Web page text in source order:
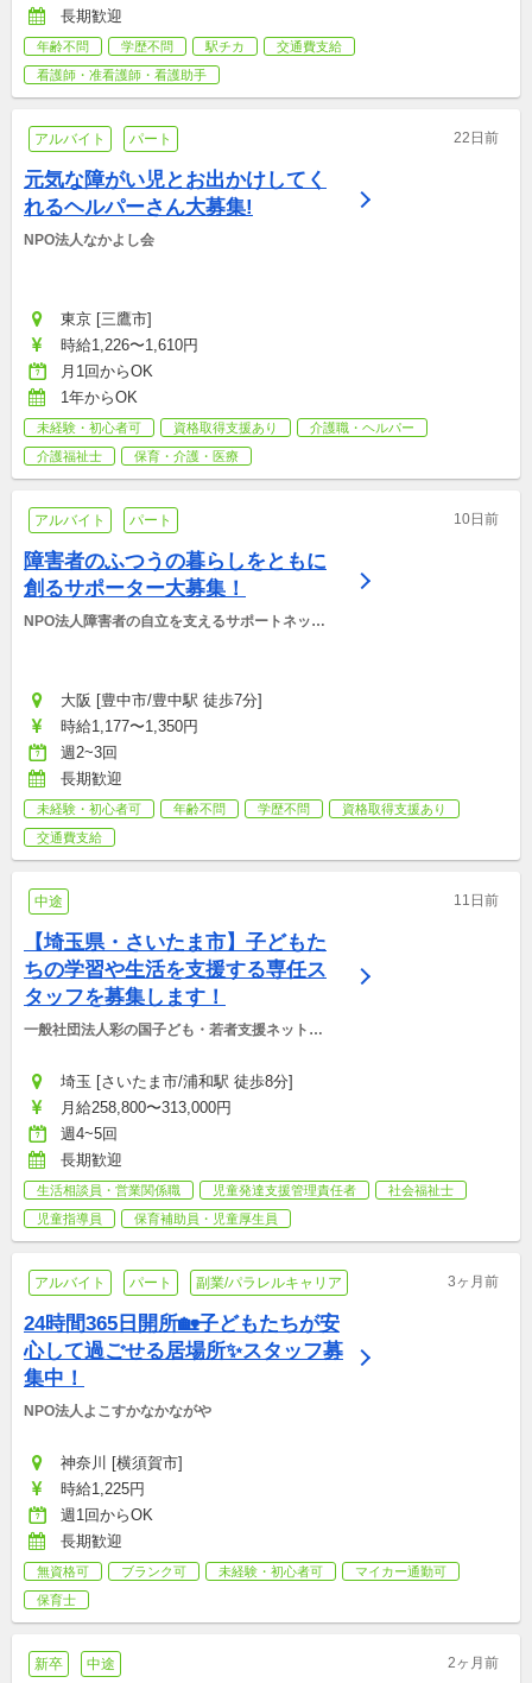
長期歓迎
年齢不問 学歴不問 駅チカ
交通費支給
看護師・准看護師・看護助手
アルバイト パート 22日前
元気な障がい児とお出かけしてく
れるヘルパーさん大募集!
NPO法人なかよし会
東京 [三鷹市]
時給1,226〜1,610円
月1回からOK
1年からOK
未経験・初心者可 資格取得支援あり
介護職・ヘルパー
介護福祉士
保育・介護・医療
アルバイト パート 10日前
障害者のふつうの暮らしをともに
創るサポーター大募集！
NPO法人障害者の自立を支えるサポートネット
大阪 [豊中市/豊中駅 徒歩7分]
時給1,177〜1,350円
週2~3回
長期歓迎
未経験・初心者可 年齢不問 学歴不問
資格取得支援あり
交通費支給
中途 11日前
【埼玉県・さいたま市】子どもた
ちの学習や生活を支援する専任ス
タッフを募集します！
一般社団法人彩の国子ども・若者支援ネットワ
埼玉 [さいたま市/浦和駅 徒歩8分]
月給258,800〜313,000円
週4~5回
長期歓迎
生活相談員・営業関係職 児童発達支援管理責任者
社会福祉士
児童指導員
保育補助員・児童厚生員
アルバイト パート 副業/パラレルキャリア 3ヶ月前
24時間365日開所🏡子どもたちが安
心して過ごせる居場所✨スタッフ募
集中！
NPO法人よこすかなかながや
神奈川 [横須賀市]
時給1,225円
週1回からOK
長期歓迎
無資格可 ブランク可 未経験・初心者可
マイカー通勤可
保育士
新卒 中途 2ヶ月前